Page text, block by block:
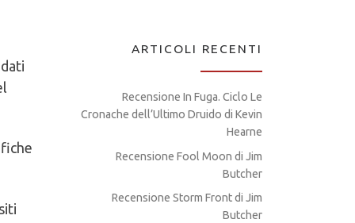
ARTICOLI RECENTI
Recensione In Fuga. Ciclo Le
Cronache dell’Ultimo Druido di Kevin
Hearne
Recensione Fool Moon di Jim
Butcher
Recensione Storm Front di Jim
Butcher